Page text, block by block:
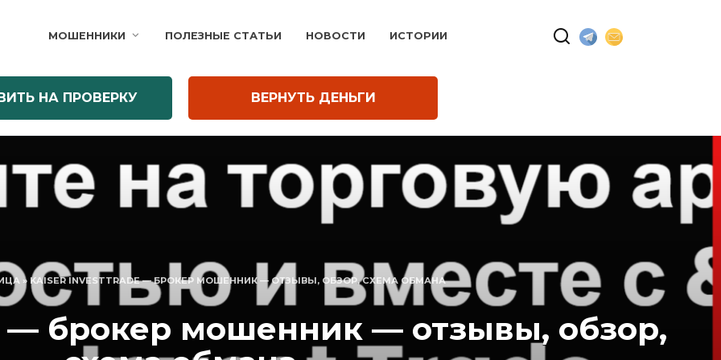
МОШЕННИКИ ПОЛЕЗНЫЕ СТАТЬИ НОВОСТИ ИСТОРИИ
НА ПРОВЕРКУ ВЕРНУТЬ ДЕНЬГИ
» KAISER INVESTTRADE — БРОКЕР МОШЕННИК — ОТЗЫВЫ, ОБЗОР, СХЕМА ОБМАНА
— брокер мошенник — отзывы, обзор,